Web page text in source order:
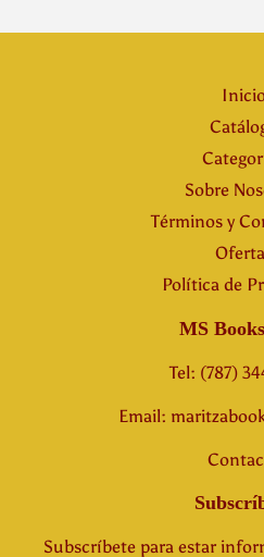
Sobre
Términos y
Política de
MS
Tel: (787)
Email:
Subscríbete para estar